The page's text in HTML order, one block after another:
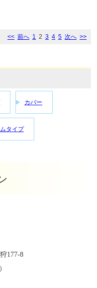
<< 前へ 1 2 3 4 5 次へ >>
カバー
タイプ
177-8